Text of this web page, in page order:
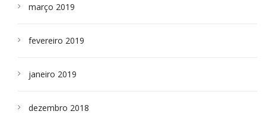
março 2019
fevereiro 2019
janeiro 2019
dezembro 2018